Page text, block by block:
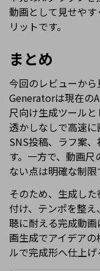
動画として見せや
リットです。
まとめ
今回のレビューか
Generatorは現在の
尺向け生成ツールと
透かしなしで高速に
SNS投稿、ラフ案
す。一方で、動画
ない点は明確な制限
そのため、生成し
付け、テンポを整
聴に耐える完成動
画生成でアイデア
ルで完成形へ仕上げ